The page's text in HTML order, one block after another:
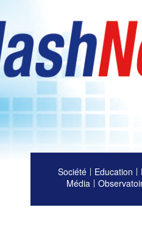
Société Education
Média